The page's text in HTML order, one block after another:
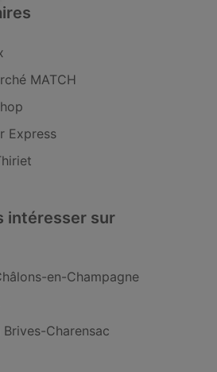
MATCH
Express
intéresser sur
en-Champagne
Charensac